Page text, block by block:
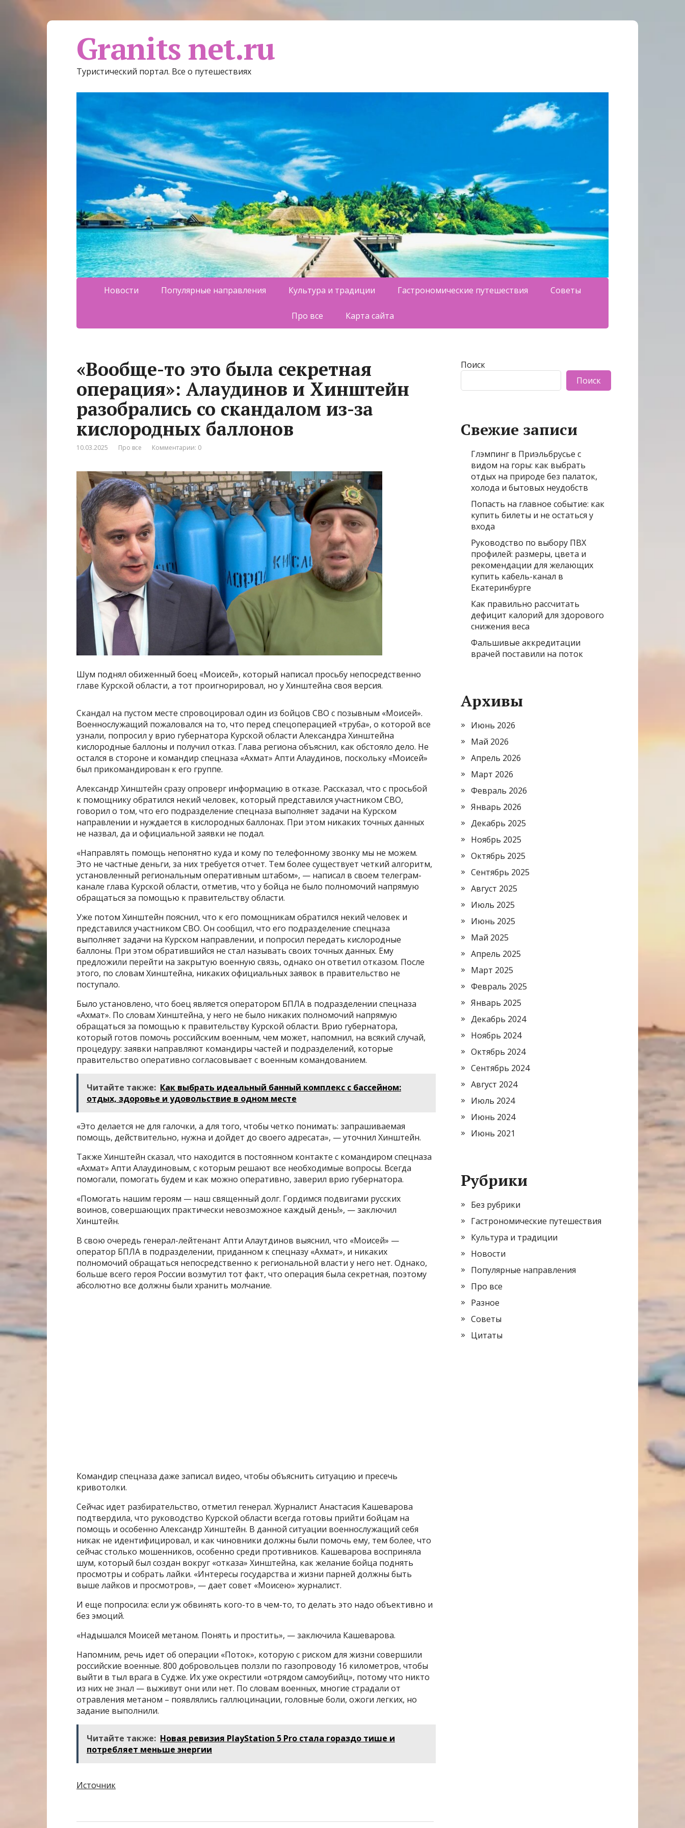
Granits net.ru
Туристический портал. Все о путешествиях
Новости Популярные направления Культура и традиции Гастрономические путешествия Советы
Про все Карта сайта
«Вообще-то это была секретная
операция»: Алаудинов и Хинштейн
разобрались со скандалом из-за
кислородных баллонов
10.03.2025 Про все Комментарии: 0
Шум поднял обиженный боец «Моисей», который написал просьбу непосредственно
главе Курской области, а тот проигнорировал, но у Хинштейна своя версия.
Скандал на пустом месте спровоцировал один из бойцов СВО с позывным «Моисей».
Военнослужащий пожаловался на то, что перед спецоперацией «труба», о которой все
узнали, попросил у врио губернатора Курской области Александра Хинштейна
кислородные баллоны и получил отказ. Глава региона объяснил, как обстояло дело. Не
остался в стороне и командир спецназа «Ахмат» Апти Алаудинов, поскольку «Моисей»
был прикомандирован к его группе.
Александр Хинштейн сразу опроверг информацию в отказе. Рассказал, что с просьбой
к помощнику обратился некий человек, который представился участником СВО,
говорил о том, что его подразделение спецназа выполняет задачи на Курском
направлении и нуждается в кислородных баллонах. При этом никаких точных данных
не назвал, да и официальной заявки не подал.
«Направлять помощь непонятно куда и кому по телефонному звонку мы не можем.
Это не частные деньги, за них требуется отчет. Тем более существует четкий алгоритм,
установленный региональным оперативным штабом», — написал в своем телеграм-
канале глава Курской области, отметив, что у бойца не было полномочий напрямую
обращаться за помощью к правительству области.
Уже потом Хинштейн пояснил, что к его помощникам обратился некий человек и
представился участником СВО. Он сообщил, что его подразделение спецназа
выполняет задачи на Курском направлении, и попросил передать кислородные
баллоны. При этом обратившийся не стал называть своих точных данных. Ему
предложили перейти на закрытую военную связь, однако он ответил отказом. После
этого, по словам Хинштейна, никаких официальных заявок в правительство не
поступало.
Было установлено, что боец является оператором БПЛА в подразделении спецназа
«Ахмат». По словам Хинштейна, у него не было никаких полномочий напрямую
обращаться за помощью к правительству Курской области. Врио губернатора,
который готов помочь российским военным, чем может, напомнил, на всякий случай,
процедуру: заявки направляют командиры частей и подразделений, которые
правительство оперативно согласовывает с военным командованием.
Читайте также: Как выбрать идеальный банный комплекс с бассейном:
отдых, здоровье и удовольствие в одном месте
«Это делается не для галочки, а для того, чтобы четко понимать: запрашиваемая
помощь, действительно, нужна и дойдет до своего адресата», — уточнил Хинштейн.
Также Хинштейн сказал, что находится в постоянном контакте с командиром спецназа
«Ахмат» Апти Алаудиновым, с которым решают все необходимые вопросы. Всегда
помогали, помогать будем и как можно оперативно, заверил врио губернатора.
«Помогать нашим героям — наш священный долг. Гордимся подвигами русских
воинов, совершающих практически невозможное каждый день!», — заключил
Хинштейн.
В свою очередь генерал-лейтенант Апти Алаутдинов выяснил, что «Моисей» —
оператор БПЛА в подразделении, приданном к спецназу «Ахмат», и никаких
полномочий обращаться непосредственно к региональной власти у него нет. Однако,
больше всего героя России возмутил тот факт, что операция была секретная, поэтому
абсолютно все должны были хранить молчание.
Командир спецназа даже записал видео, чтобы объяснить ситуацию и пресечь
кривотолки.
Сейчас идет разбирательство, отметил генерал. Журналист Анастасия Кашеварова
подтвердила, что руководство Курской области всегда готовы прийти бойцам на
помощь и особенно Александр Хинштейн. В данной ситуации военнослужащий себя
никак не идентифицировал, и как чиновники должны были помочь ему, тем более, что
сейчас столько мошенников, особенно среди противников. Кашеварова восприняла
шум, который был создан вокруг «отказа» Хинштейна, как желание бойца поднять
просмотры и собрать лайки. «Интересы государства и жизни парней должны быть
выше лайков и просмотров», — дает совет «Моисею» журналист.
И еще попросила: если уж обвинять кого-то в чем-то, то делать это надо объективно и
без эмоций.
«Надышался Моисей метаном. Понять и простить», — заключила Кашеварова.
Напомним, речь идет об операции «Поток», которую с риском для жизни совершили
российские военные. 800 добровольцев ползли по газопроводу 16 километров, чтобы
выйти в тыл врага в Судже. Их уже окрестили «отрядом самоубийц», потому что никто
из них не знал — выживут они или нет. По словам военных, многие страдали от
отравления метаном – появлялись галлюцинации, головные боли, ожоги легких, но
задание выполнили.
Читайте также: Новая ревизия PlayStation 5 Pro стала гораздо тише и
потребляет меньше энергии
Источник
Поиск
Поиск
Свежие записи
Глэмпинг в Приэльбрусье с
видом на горы: как выбрать
отдых на природе без палаток,
холода и бытовых неудобств
Попасть на главное событие: как
купить билеты и не остаться у
входа
Руководство по выбору ПВХ
профилей: размеры, цвета и
рекомендации для желающих
купить кабель-канал в
Екатеринбурге
Как правильно рассчитать
дефицит калорий для здорового
снижения веса
Фальшивые аккредитации
врачей поставили на поток
Архивы
Июнь 2026
Май 2026
Апрель 2026
Март 2026
Февраль 2026
Январь 2026
Декабрь 2025
Ноябрь 2025
Октябрь 2025
Сентябрь 2025
Август 2025
Июль 2025
Июнь 2025
Май 2025
Апрель 2025
Март 2025
Февраль 2025
Январь 2025
Декабрь 2024
Ноябрь 2024
Октябрь 2024
Сентябрь 2024
Август 2024
Июль 2024
Июнь 2024
Июнь 2021
Рубрики
Без рубрики
Гастрономические путешествия
Культура и традиции
Новости
Популярные направления
Про все
Разное
Советы
Цитаты